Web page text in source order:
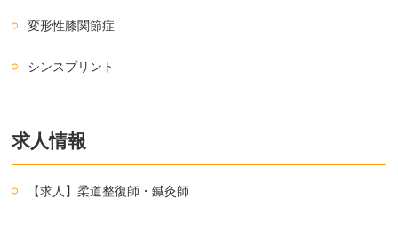
変形性膝関節症
シンスプリント
求人情報
【求人】柔道整復師・鍼灸師